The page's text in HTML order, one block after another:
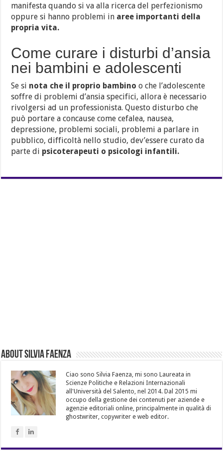
manifesta quando si va alla ricerca del perfezionismo
oppure si hanno problemi in aree importanti della
propria vita.
Come curare i disturbi d’ansia
nei bambini e adolescenti
Se si nota che il proprio bambino o che l’adolescente
soffre di problemi d’ansia specifici, allora è necessario
rivolgersi ad un professionista. Questo disturbo che
può portare a concause come cefalea, nausea,
depressione, problemi sociali, problemi a parlare in
pubblico, difficoltà nello studio, dev’essere curato da
parte di psicoterapeuti o psicologi infantili.
About Silvia Faenza
Ciao sono Silvia Faenza, mi sono Laureata in
Scienze Politiche e Relazioni Internazionali
all'Università del Salento, nel 2014. Dal 2015 mi
occupo della gestione dei contenuti per aziende e
agenzie editoriali online, principalmente in qualità di
ghostwriter, copywriter e web editor.